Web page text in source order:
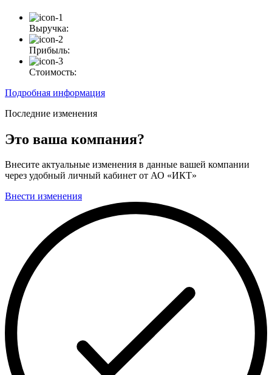
Выручка:
Прибыль:
Стоимость:
Подробная информация
Последние изменения
Это ваша компания?
Внесите актуальные изменения в данные вашей компании
через удобный личный кабинет от АО «ИКТ»
Внести изменения